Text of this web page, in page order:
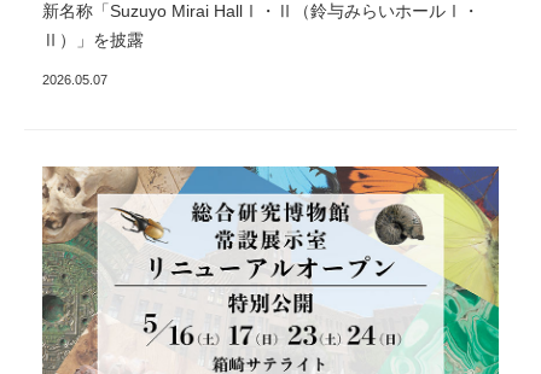
新名称「Suzuyo Mirai HallⅠ・Ⅱ（鈴与みらいホールⅠ・
Ⅱ）」を披露
2026.05.07